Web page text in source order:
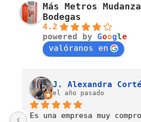
Más Metros
Bodegas
4.2
powered by Google
valóranos en
J. Alexandra
el año pasado
Es una empresa muy